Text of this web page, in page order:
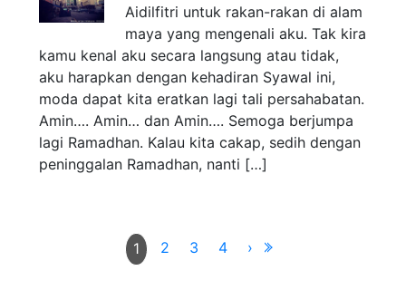
Aidilfitri untuk rakan-rakan di alam
maya yang mengenali aku. Tak kira
kamu kenal aku secara langsung atau tidak,
aku harapkan dengan kehadiran Syawal ini,
moda dapat kita eratkan lagi tali persahabatan.
Amin…. Amin… dan Amin…. Semoga berjumpa
lagi Ramadhan. Kalau kita cakap, sedih dengan
peninggalan Ramadhan, nanti […]
1 2 3 4 ›